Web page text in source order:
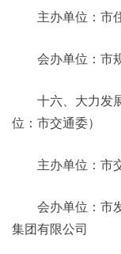
主办单位：市住
会办单位：市规
十六、大力发展
位：市交通委）
主办单位：市
会办单位：市发
集团有限公司